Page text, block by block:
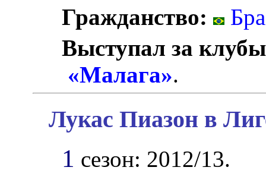
Гражданство:
Выступал за
«Малага».
Лукас Пиазон в
1 сезон: 2012/13.